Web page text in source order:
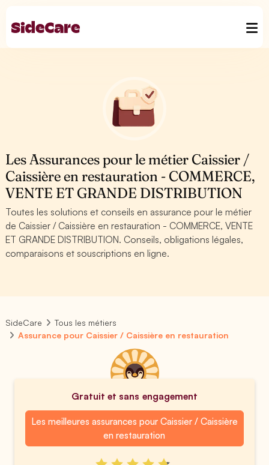
Les Assurances pour le métier Caissier /
Caissière en restauration - COMMERCE,
VENTE ET GRANDE DISTRIBUTION
Toutes les solutions et conseils en assurance pour le métier
de Caissier / Caissière en restauration - COMMERCE, VENTE
ET GRANDE DISTRIBUTION. Conseils, obligations légales,
comparaisons et souscriptions en ligne.
SideCare
Tous les métiers
Assurance pour Caissier / Caissière en restauration
Gratuit et sans engagement
Les meilleures assurances pour Caissier / Caissière
en restauration